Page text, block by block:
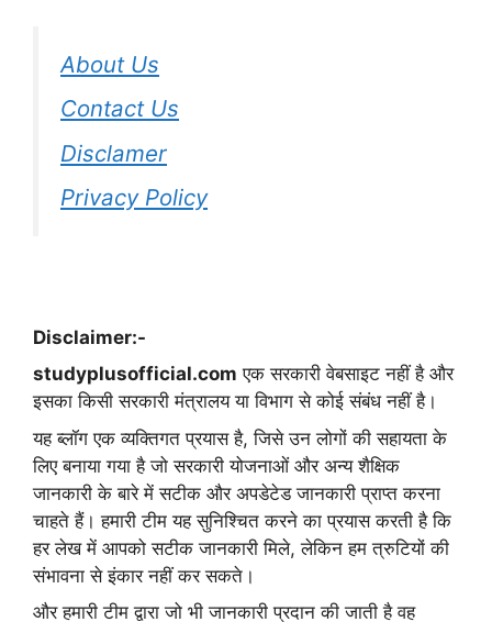
About Us
Contact Us
Disclamer
Privacy Policy
Disclaimer:-
studyplusofficial.com एक सरकारी वेबसाइट नहीं है और
इसका किसी सरकारी मंत्रालय या विभाग से कोई संबंध नहीं है।
यह ब्लॉग एक व्यक्तिगत प्रयास है, जिसे उन लोगों की सहायता के
लिए बनाया गया है जो सरकारी योजनाओं और अन्य शैक्षिक
जानकारी के बारे में सटीक और अपडेटेड जानकारी प्राप्त करना
चाहते हैं। हमारी टीम यह सुनिश्चित करने का प्रयास करती है कि
हर लेख में आपको सटीक जानकारी मिले, लेकिन हम त्रुटियों की
संभावना से इंकार नहीं कर सकते।
और हमारी टीम द्वारा जो भी जानकारी प्रदान की जाती है वह